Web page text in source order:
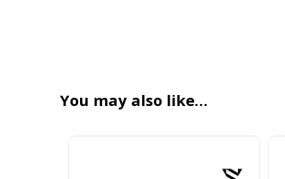
You may also like…